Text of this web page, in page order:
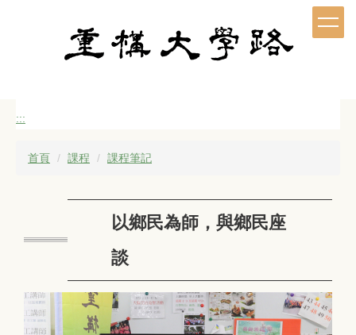
:::
首頁 課程 課程筆記
以鄉民為師，與鄉民座
談